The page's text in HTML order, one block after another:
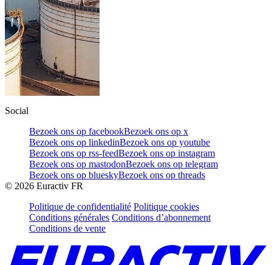
Social
Bezoek ons op facebookBezoek ons op x
Bezoek ons op linkedinBezoek ons op youtube
Bezoek ons op rss-feedBezoek ons op instagram
Bezoek ons op mastodonBezoek ons op telegram
Bezoek ons op blueskyBezoek ons op threads
© 2026 Euractiv FR
Politique de confidentialité Politique cookies
Conditions générales Conditions d’abonnement
Conditions de vente